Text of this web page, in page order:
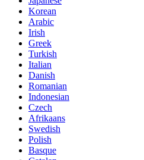
Korean
Arabic
Irish
Greek
Turkish
Italian
Danish
Romanian
Indonesian
Czech
Afrikaans
Swedish
Polish
Basque